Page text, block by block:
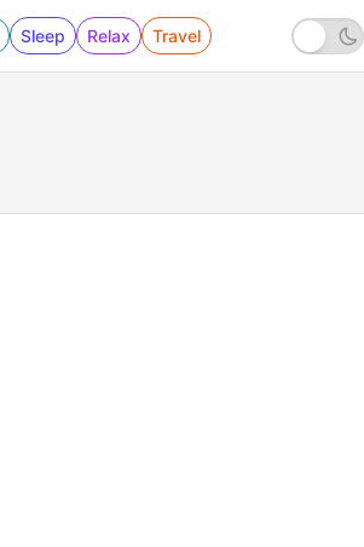
Sleep Relax Travel